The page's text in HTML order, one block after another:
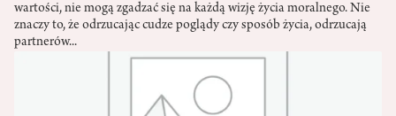
wartości, nie mogą zgadzać się na każdą wizję życia moralnego. Nie
znaczy to, że odrzucając cudze poglądy czy sposób życia, odrzucają
partnerów...